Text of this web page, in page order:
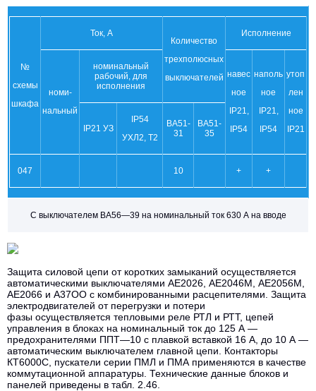
№
схемы
шкафа
Ток, А
Количество
трехполюсных
выключателей
Исполнение
номи-
нальный
номинальный
рабочий, для
исполнения
навес
ное
IP21,
IP54
наполь
ное
IP21,
IP54
утоп
лен
ное
IP21
IP21 УЗ
IP54
УХЛ2, Т2
ВА51-
31
ВА51-
35
047 10 + +
С выключателем ВА56—39 на номинальный ток 630 А на вводе
Защита силовой цепи от коротких замыканий осуществляется
автоматическими выключателями АЕ2026, АЕ2046М, АЕ2056М,
АЕ2066 и А37ОО с комбинированными расцепителями. Защита
электродвигателей от перегрузки и потери
фазы осуществляется тепловыми реле РТЛ и РТТ, цепей
управления в блоках на номинальный ток до 125 А —
предохранителями ППТ—10 с плавкой вставкой 16 А, до 10 А —
автоматическим выключателем главной цепи. Контакторы
КТ6000С, пускатели серии ПМЛ и ПМА применяются в качестве
коммутационной аппаратуры. Технические данные блоков и
панелей приведены в табл. 2.46.